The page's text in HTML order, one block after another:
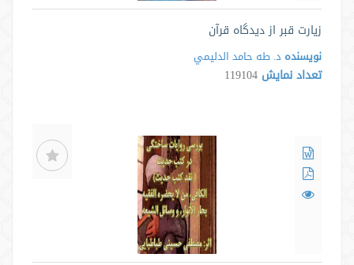
زیارت قبر از دیدگاه قرآن
نویسنده د. طه حامد الدليمي
تعداد نمایش 119104